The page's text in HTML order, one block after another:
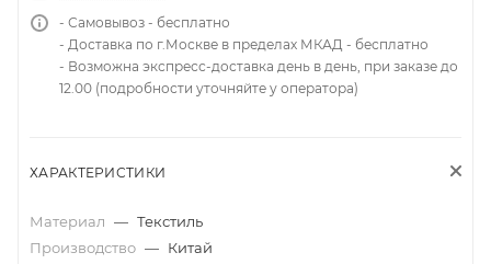
- Самовывоз - бесплатно
- Доставка по г.Москве в пределах МКАД - бесплатно
- Возможна экспресс-доставка день в день, при заказе до
12.00 (подробности уточняйте у оператора)
ХАРАКТЕРИСТИКИ
Материал — Текстиль
Производство — Китай